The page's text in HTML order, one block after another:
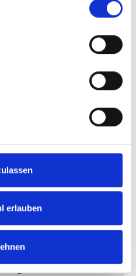
erlauben
sich deine Inhalte
der Twitter
Tweets erhalten, desto
und desto größer
auf
ist